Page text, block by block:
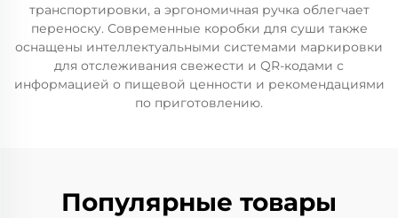
транспортировки, а эргономичная ручка облегчает
переноску. Современные коробки для суши также
оснащены интеллектуальными системами маркировки
для отслеживания свежести и QR-кодами с
информацией о пищевой ценности и рекомендациями
по приготовлению.
Популярные товары